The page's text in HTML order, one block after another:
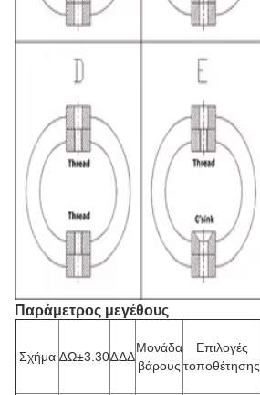
Παράμετρος μεγέθους
Σχήμα ∆Ω±3.30∆ΔΔ
Μονάδα
βάρους
Επιλογές
τοποθέτησης